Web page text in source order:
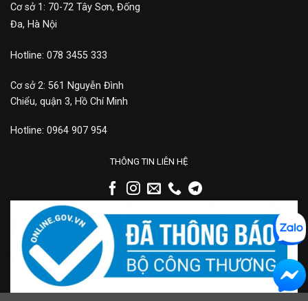
Cơ sở 1: 70-72 Tây Sơn, Đống
Đa, Hà Nội
Hotline: 078 3455 333
Cơ sở 2: 561 Nguyễn Đình
Chiểu, quận 3, Hồ Chí Minh
Hotline: 0964 907 954
THÔNG TIN LIÊN HỆ